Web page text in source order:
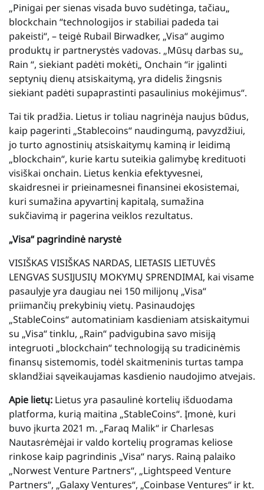
„Pinigai per sienas visada buvo sudėtinga, tačiau„
blockchain “technologijos ir stabiliai padeda tai
pakeisti“, – teigė Rubail Birwadker, „Visa“ augimo
produktų ir partnerystės vadovas. „Mūsų darbas su„
Rain “, siekiant padėti mokėti„ Onchain “ir įgalinti
septynių dienų atsiskaitymą, yra didelis žingsnis
siekiant padėti supaprastinti pasaulinius mokėjimus“.
Tai tik pradžia. Lietus ir toliau nagrinėja naujus būdus,
kaip pagerinti „Stablecoins“ naudingumą, pavyzdžiui,
jo turto agnostinių atsiskaitymų kaminą ir leidimą
„blockchain“, kurie kartu suteikia galimybę kredituoti
visiškai onchain. Lietus kenkia efektyvesnei,
skaidresnei ir prieinamesnei finansinei ekosistemai,
kuri sumažina apyvartinį kapitalą, sumažina
sukčiavimą ir pagerina veiklos rezultatus.
„Visa“ pagrindinė narystė
VISIŠKAS VISIŠKAS NARDAS, LIETASIS LIETUVĖS
LENGVAS SUSIJUSIŲ MOKYMŲ SPRENDIMAI, kai visame
pasaulyje yra daugiau nei 150 milijonų „Visa“
priimančių prekybinių vietų. Pasinaudojęs
„StableCoins“ automatiniam kasdieniam atsiskaitymui
su „Visa“ tinklu, „Rain“ padvigubina savo misiją
integruoti „blockchain“ technologiją su tradicinėmis
finansų sistemomis, todėl skaitmeninis turtas tampa
sklandžiai sąveikaujamas kasdienio naudojimo atvejais.
Apie lietų: Lietus yra pasaulinė kortelių išduodama
platforma, kurią maitina „StableCoins“. Įmonė, kuri
buvo įkurta 2021 m. „Faraq Malik“ ir Charlesas
Nautasrėmėjai ir valdo kortelių programas keliose
rinkose kaip pagrindinis „Visa“ narys. Rainą palaiko
„Norwest Venture Partners“, „Lightspeed Venture
Partners“, „Galaxy Ventures“, „Coinbase Ventures“ ir kt.